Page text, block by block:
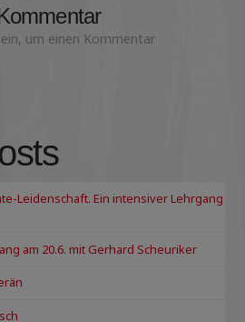
um einen Kommentar
Leidenschaft. Ein intensiver Lehrgang
am 20.6. mit Gerhard Scheuriker